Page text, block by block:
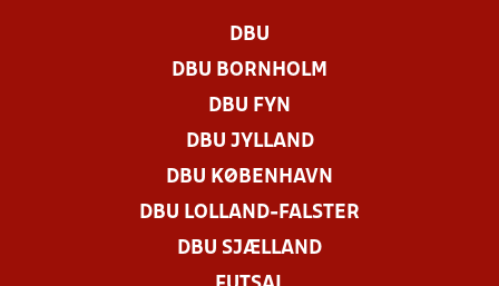
DBU
DBU BORNHOLM
DBU FYN
DBU JYLLAND
DBU KØBENHAVN
DBU LOLLAND-FALSTER
DBU SJÆLLAND